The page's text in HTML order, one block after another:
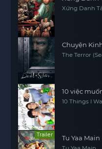
Xứng Danh
Chuyện
The Terror
10 việc
10 Things I
Trailer Tu Yaa Main